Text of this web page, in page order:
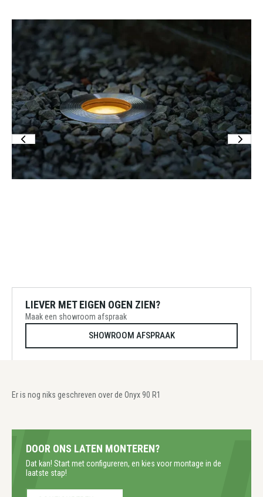
LIEVER MET EIGEN OGEN ZIEN?
Maak een showroom afspraak
SHOWROOM AFSPRAAK
Er is nog niks geschreven over de Onyx 90 R1
DOOR ONS LATEN MONTEREN?
Dat kan! Start met configureren, en kies voor montage in de
laatste stap!